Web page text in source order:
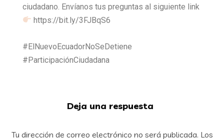
ciudadano. Envíanos tus preguntas al siguiente link
https://bit.ly/3FJBqS6
#ElNuevoEcuadorNoSeDetiene
#ParticipaciónCiudadana
Deja una respuesta
Tu dirección de correo electrónico no será publicada. Los